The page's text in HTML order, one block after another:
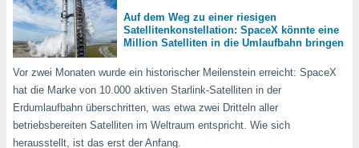
Profil zu
Ihnen
Weitere
finden
Auf dem Weg zu einer riesigen
Satellitenkonstellation: SpaceX könnte eine
Million Satelliten in die Umlaufbahn bringen
Vor zwei Monaten wurde ein historischer Meilenstein erreicht: SpaceX
hat die Marke von 10.000 aktiven Starlink-Satelliten in der
Erdumlaufbahn überschritten, was etwa zwei Dritteln aller
betriebsbereiten Satelliten im Weltraum entspricht. Wie sich
herausstellt, ist das erst der Anfang.